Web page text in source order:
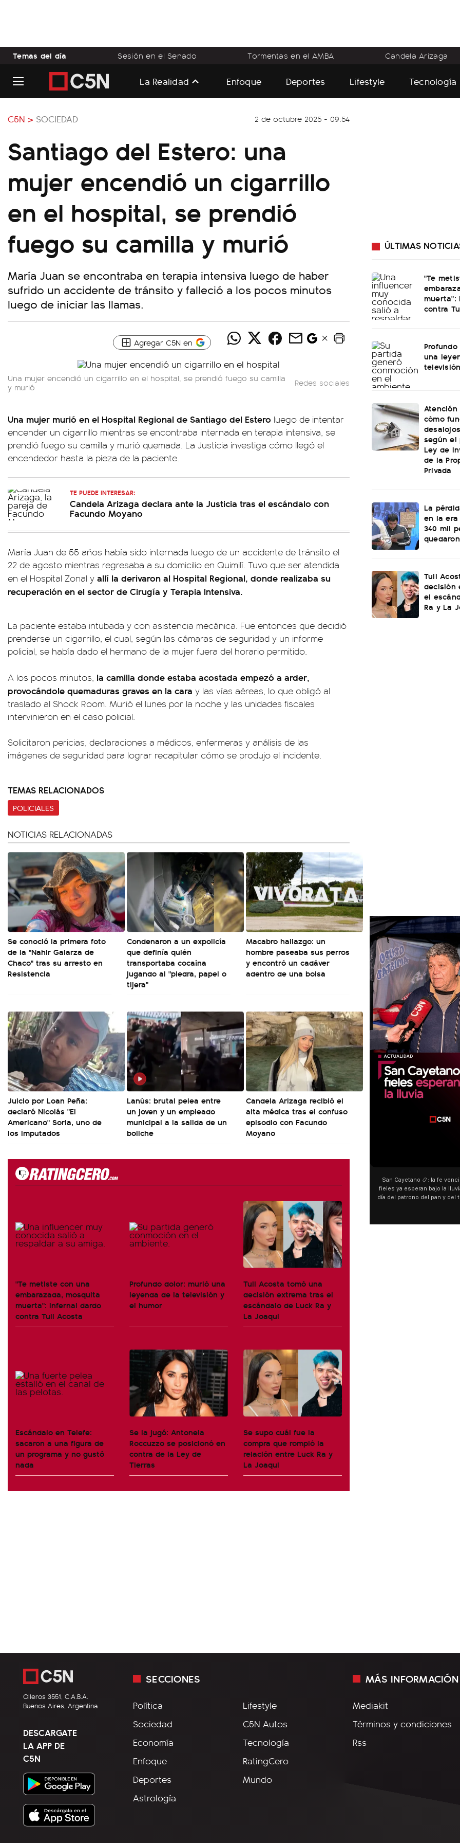
Temas del día Sesión en el Senado Tormentas en el AMBA Candela Arizaga
La Realidad Enfoque Deportes Lifestyle Tecnología
C5N > SOCIEDAD 2 de octubre 2025 - 09:54
Santiago del Estero: una
mujer encendió un cigarrillo
en el hospital, se prendió
fuego su camilla y murió
María Juan se encontraba en terapia intensiva luego de haber
sufrido un accidente de tránsito y falleció a los pocos minutos
luego de iniciar las llamas.
Agregar C5N en
Una mujer encendió un cigarrillo en el hospital, se prendió fuego su camilla
y murió
Redes sociales
Una mujer murió en el Hospital Regional de Santiago del Estero luego de intentar
encender un cigarrillo mientras se encontraba internada en terapia intensiva, se
prendió fuego su camilla y murió quemada. La Justicia investiga cómo llegó el
encendedor hasta la pieza de la paciente.
TE PUEDE INTERESAR:
Candela Arizaga declara ante la Justicia tras el escándalo con
Facundo Moyano
María Juan de 55 años había sido internada luego de un accidente de tránsito el
22 de agosto mientras regresaba a su domicilio en Quimilí. Tuvo que ser atendida
en el Hospital Zonal y allí la derivaron al Hospital Regional, donde realizaba su
recuperación en el sector de Cirugía y Terapia Intensiva.
La paciente estaba intubada y con asistencia mecánica. Fue entonces que decidió
prenderse un cigarrillo, el cual, según las cámaras de seguridad y un informe
policial, se había dado el hermano de la mujer fuera del horario permitido.
A los pocos minutos, la camilla donde estaba acostada empezó a arder,
provocándole quemaduras graves en la cara y las vías aéreas, lo que obligó al
traslado al Shock Room. Murió el lunes por la noche y las unidades fiscales
intervinieron en el caso policial.
Solicitaron pericias, declaraciones a médicos, enfermeras y análisis de las
imágenes de seguridad para lograr recapitular cómo se produjo el incidente.
TEMAS RELACIONADOS
POLICIALES
NOTICIAS RELACIONADAS
Se conoció la primera foto
de la "Nahir Galarza de
Chaco" tras su arresto en
Resistencia
Condenaron a un expolicía
que definía quién
transportaba cocaína
jugando al "piedra, papel o
tijera"
Macabro hallazgo: un
hombre paseaba sus perros
y encontró un cadáver
adentro de una bolsa
Juicio por Loan Peña:
declaró Nicolás "El
Americano" Soria, uno de
los imputados
Lanús: brutal pelea entre
un joven y un empleado
municipal a la salida de un
boliche
Candela Arizaga recibió el
alta médica tras el confuso
episodio con Facundo
Moyano
"Te metiste con una
embarazada, mosquita
muerta": infernal dardo
contra Tuli Acosta
Profundo dolor: murió una
leyenda de la televisión y
el humor
Tuli Acosta tomó una
decisión extrema tras el
escándalo de Luck Ra y
La Joaqui
Escándalo en Telefe:
sacaron a una figura de
un programa y no gustó
nada
Se la jugó: Antonela
Roccuzzo se posicionó en
contra de la Ley de
Tierras
Se supo cuál fue la
compra que rompió la
relación entre Luck Ra y
La Joaqui
ÚLTIMAS
"Te
muerta":
contra
una
cómo
según el
Ley de
de la
Privada
La
en la
340 mil
Tuli
decisión
el
Ra y La
San Cayetano 📿: la fe venció al
fieles ya esperan bajo la lluvia ➡️ A
día del patrono del pan y del trabajo,
Olleros 3551, C.A.B.A.
Buenos Aires, Argentina
DESCARGATE
LA APP DE
C5N
SECCIONES
Política
Sociedad
Economía
Enfoque
Deportes
Astrología
Lifestyle
C5N Autos
Tecnología
RatingCero
Mundo
MÁS INFORMACIÓN
Mediakit
Términos y condiciones
Rss